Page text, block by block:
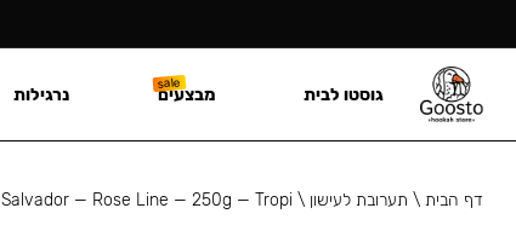
דף הבית\ תערובת לעישון \
Salvador — Rose Line — 250g — Tropi
גוסטו לבית מבצעים נרגילות